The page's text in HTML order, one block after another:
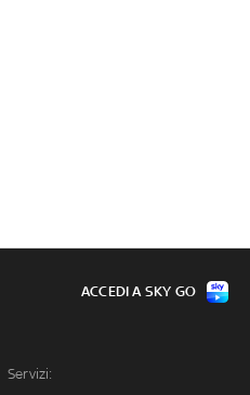
Servizi:
ACCEDI A SKY GO